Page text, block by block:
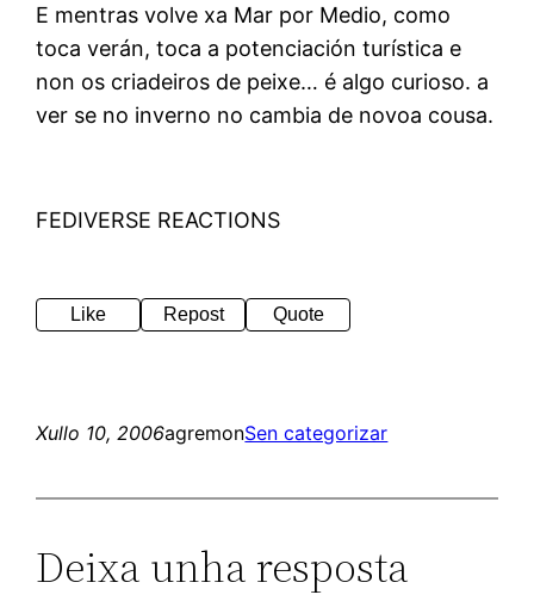
E mentras volve xa Mar por Medio, como
toca verán, toca a potenciación turística e
non os criadeiros de peixe… é algo curioso. a
ver se no inverno no cambia de novoa cousa.
FEDIVERSE REACTIONS
Like Repost Quote
Xullo 10, 2006agremonSen categorizar
Deixa unha resposta